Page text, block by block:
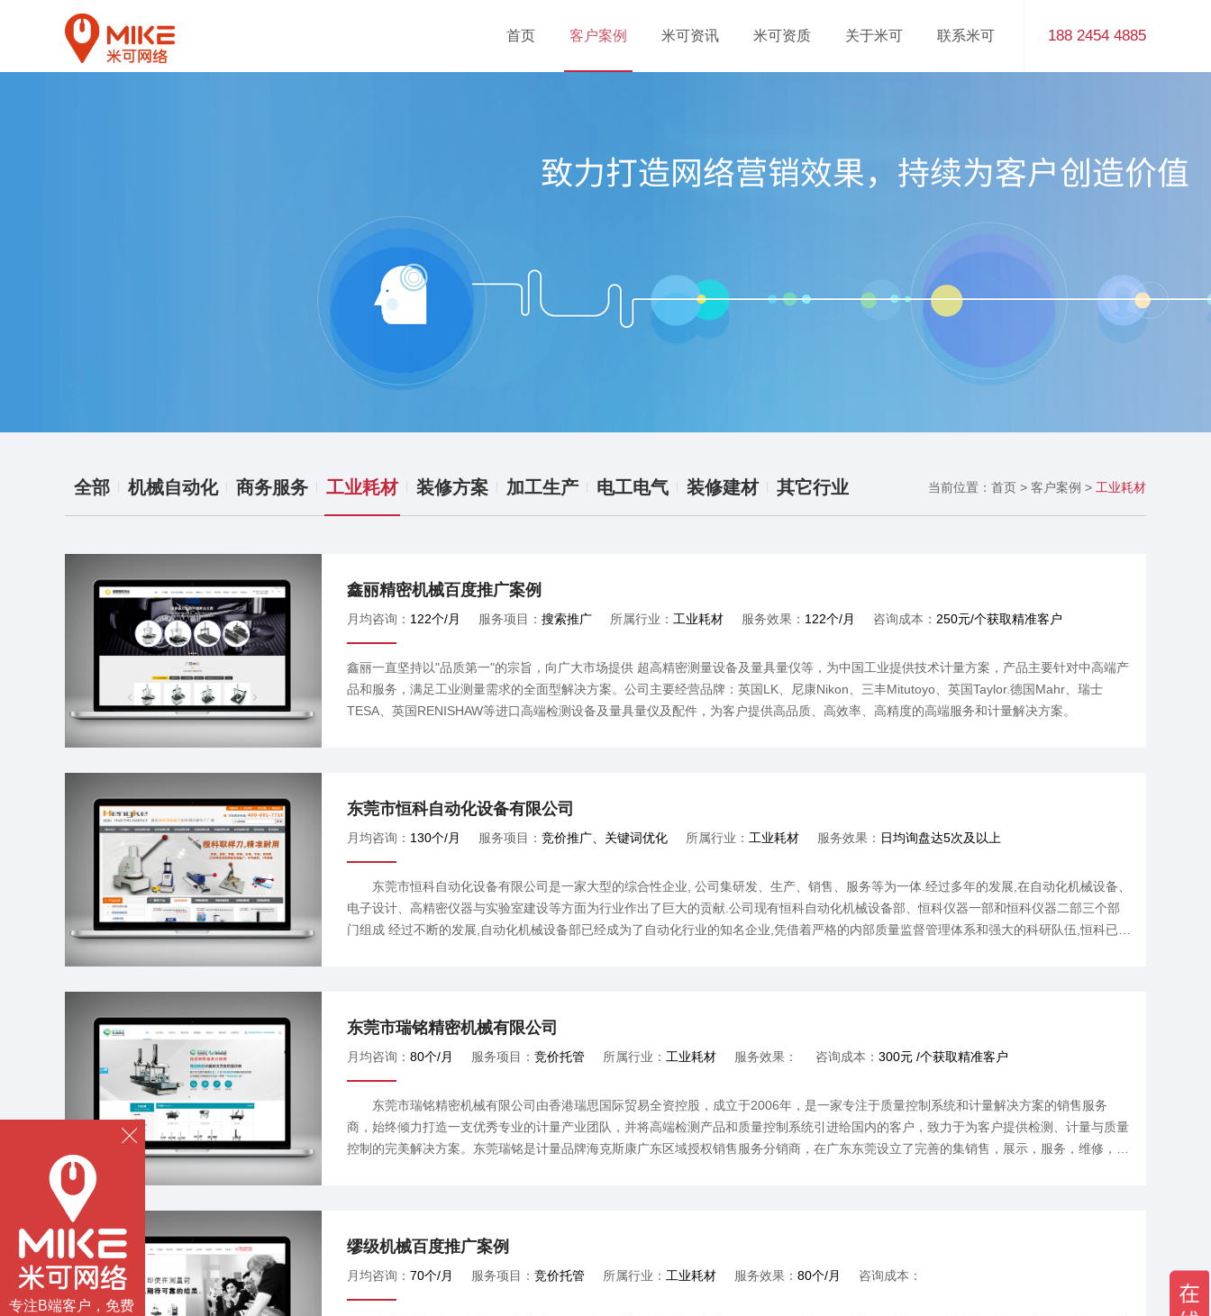
188 2454 4885
首页 客户案例 米可资讯 米可资质 关于米可 联系米可
全部 机械自动化 商务服务 工业耗材 装修方案 加工生产 电工电气 装修建材 其它行业 当前位置： 首页 > 客户案例 > 工业耗材
鑫丽精密机械百度推广案例
月均咨询： 122个/月 服务项目： 搜索推广 所属行业： 工业耗材 服务效果： 122个/月 咨询成本： 250元/个获取精准客户
鑫丽一直坚持以"品质第一"的宗旨，向广大市场提供 超高精密测量设备及量具量仪等，为中国工业提供技术计量方案，产品主要针对中高端产
品和服务，满足工业测量需求的全面型解决方案。公司主要经营品牌：英国LK、尼康Nikon、三丰Mitutoyo、英国Taylor.德国Mahr、瑞士
TESA、英国RENISHAW等进口高端检测设备及量具量仪及配件，为客户提供高品质、高效率、高精度的高端服务和计量解决方案。
东莞市恒科自动化设备有限公司
月均咨询： 130个/月 服务项目： 竞价推广、关键词优化 所属行业： 工业耗材 服务效果： 日均询盘达5次及以上
东莞市恒科自动化设备有限公司是一家大型的综合性企业, 公司集研发、生产、销售、服务等为一体.经过多年的发展,在自动化机械设备、
电子设计、高精密仪器与实验室建设等方面为行业作出了巨大的贡献.公司现有恒科自动化机械设备部、恒科仪器一部和恒科仪器二部三个部
门组成 经过不断的发展,自动化机械设备部已经成为了自动化行业的知名企业,凭借着严格的内部质量监督管理体系和强大的科研队伍,恒科已经
东莞市瑞铭精密机械有限公司
月均咨询： 80个/月 服务项目： 竞价托管 所属行业： 工业耗材 服务效果： 咨询成本： 300元 /个获取精准客户
东莞市瑞铭精密机械有限公司由香港瑞思国际贸易全资控股，成立于2006年，是一家专注于质量控制系统和计量解决方案的销售服务
商，始终倾力打造一支优秀专业的计量产业团队，并将高端检测产品和质量控制系统引进给国内的客户，致力于为客户提供检测、计量与质量
控制的完美解决方案。东莞瑞铭是计量品牌海克斯康广东区域授权销售服务分销商，在广东东莞设立了完善的集销售，展示，服务，维修，应
缪级机械百度推广案例
月均咨询： 70个/月 服务项目： 竞价托管 所属行业： 工业耗材 服务效果： 80个/月 咨询成本：
专注B端客户，免费